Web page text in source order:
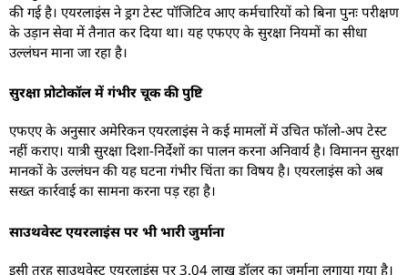
की गई है। एयरलाइंस ने ड्रग टेस्ट पॉजिटिव आए कर्मचारियों को बिना पुनः परीक्षण
के उड़ान सेवा में तैनात कर दिया था। यह एफएए के सुरक्षा नियमों का सीधा
उल्लंघन माना जा रहा है।
सुरक्षा प्रोटोकॉल में गंभीर चूक की पुष्टि
एफएए के अनुसार अमेरिकन एयरलाइंस ने कई मामलों में उचित फॉलो-अप टेस्ट
नहीं कराए। यात्री सुरक्षा दिशा-निर्देशों का पालन करना अनिवार्य है। विमानन सुरक्षा
मानकों के उल्लंघन की यह घटना गंभीर चिंता का विषय है। एयरलाइंस को अब
सख्त कार्रवाई का सामना करना पड़ रहा है।
साउथवेस्ट एयरलाइंस पर भी भारी जुर्माना
इसी तरह साउथवेस्ट एयरलाइंस पर 3.04 लाख डॉलर का जुर्माना लगाया गया है।